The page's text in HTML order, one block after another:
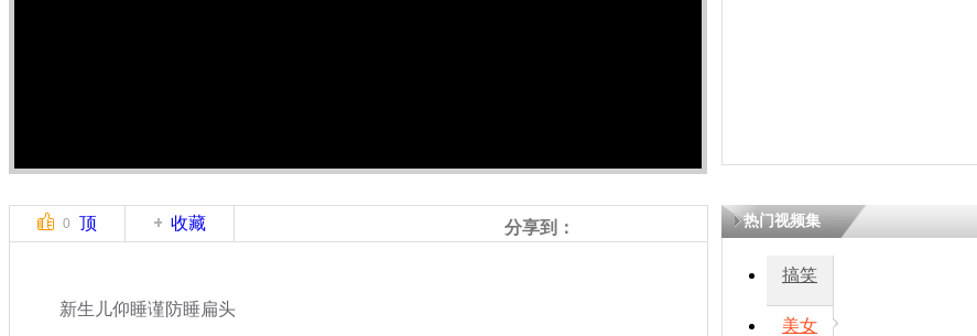
0 顶 收藏 分享到：
新生儿仰睡谨防睡扁头
热门视频集
搞笑
美女